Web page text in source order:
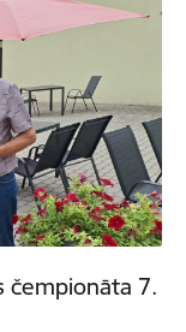
čempionāta 7.